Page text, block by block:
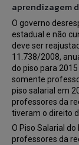
aprendizagem
O governo
estadual e não
deve ser
11.738/2008,
do piso para
somente
piso salarial em
professores da
tiveram o direito
O Piso Salarial
professores da